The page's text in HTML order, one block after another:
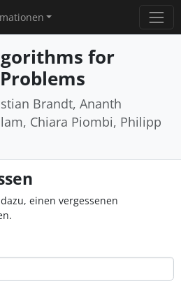
for
Brandt, Ananth
Chiara Piombi, Philipp
einen vergessenen